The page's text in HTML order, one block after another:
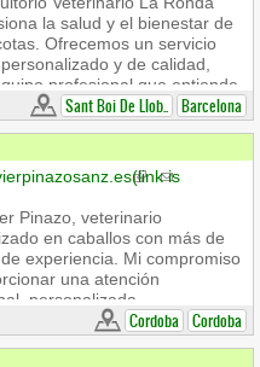
la salud y el bienestar de
Ofrecemos un servicio
y de calidad,
profesional que entiende
de cada miembro de tu
Sant Boi De Llob.. Barcelona
(link is
Pinazo, veterinario
en caballos con más de
experiencia. Mi compromiso
una atención
personalizada
a cada paciente equino.
clínica móvil, me desplazo
un servicio rápido y
Cordoba Cordoba